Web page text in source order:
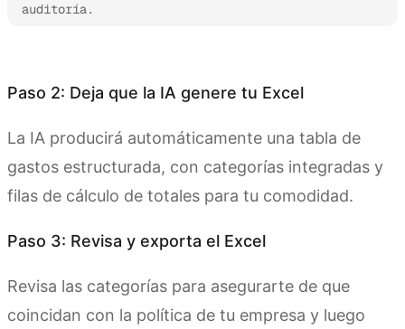
auditoría.
Paso 2: Deja que la IA genere tu Excel
La IA producirá automáticamente una tabla de
gastos estructurada, con categorías integradas y
filas de cálculo de totales para tu comodidad.
Paso 3: Revisa y exporta el Excel
Revisa las categorías para asegurarte de que
coincidan con la política de tu empresa y luego